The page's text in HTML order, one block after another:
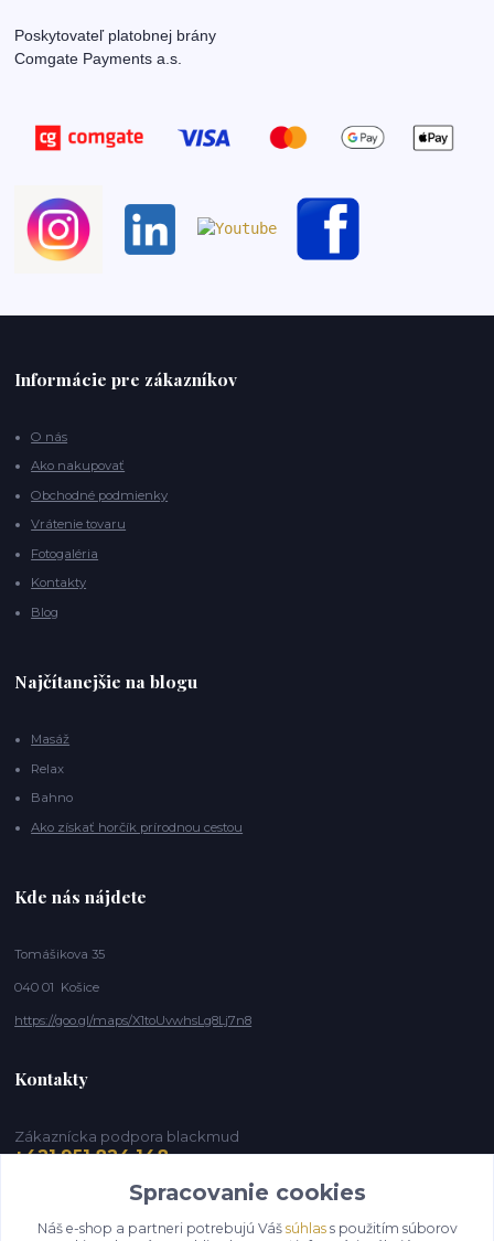
Poskytovateľ platobnej brány
Comgate Payments a.s.
Informácie pre zákazníkov
O nás
Ako nakupovať
Obchodné podmienky
Vrátenie tovaru
Fotogaléria
Kontakty
Blog
Najčítanejšie na blogu
Masáž
Relax
Bahno
Ako získať horčík prírodnou cestou
Kde nás nájdete
Tomášikova 35
040 01 Košice
https://goo.gl/maps/X1toUvwhsLg8Lj7n8
Kontakty
Zákaznícka podpora blackmud
+421 951 824 148
info@blackmud.eu
Spracovanie cookies
Náš e-shop a partneri potrebujú Váš súhlass použitím súborov